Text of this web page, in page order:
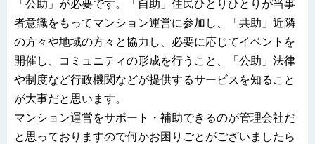
「公助」が必要です。「自助」住民ひとりひとりが当事
者意識をもってマンション運営に参加し、「共助」近隣
の方々や地域の方々と協力し、必要に応じてイベントを
開催し、コミュニティの形成を行うこと、「公助」法律
や制度など行政機関などが提供するサービスを知ること
が大事だと思います。
マンション運営をサポート・補助できるのが管理会社だ
と思っておりますので何かお困りごとがございましたら